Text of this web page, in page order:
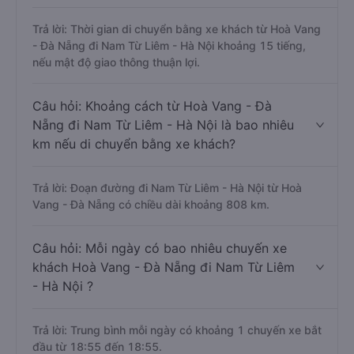
Trả lời: Thời gian di chuyển bằng xe khách từ Hoà Vang
- Đà Nẵng đi Nam Từ Liêm - Hà Nội khoảng 15 tiếng,
nếu mật độ giao thông thuận lợi.
Câu hỏi: Khoảng cách từ Hoà Vang - Đà
Nẵng đi Nam Từ Liêm - Hà Nội là bao nhiêu
km nếu di chuyển bằng xe khách?
Trả lời: Đoạn đường đi Nam Từ Liêm - Hà Nội từ Hoà
Vang - Đà Nẵng có chiều dài khoảng 808 km.
Câu hỏi: Mỗi ngày có bao nhiêu chuyến xe
khách Hoà Vang - Đà Nẵng đi Nam Từ Liêm
- Hà Nội ?
Trả lời: Trung bình mỗi ngày có khoảng 1 chuyến xe bắt
đầu từ 18:55 đến 18:55.